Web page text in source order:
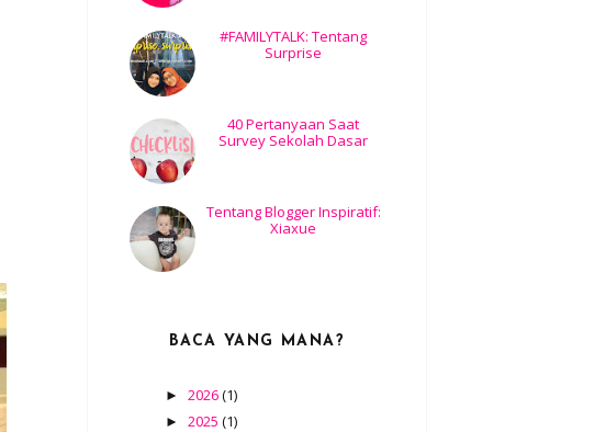
#FAMILYTALK: Tentang
Surprise
40 Pertanyaan Saat
Survey Sekolah Dasar
Tentang Blogger Inspiratif:
Xiaxue
BACA YANG MANA?
►2026(1)
►2025(1)